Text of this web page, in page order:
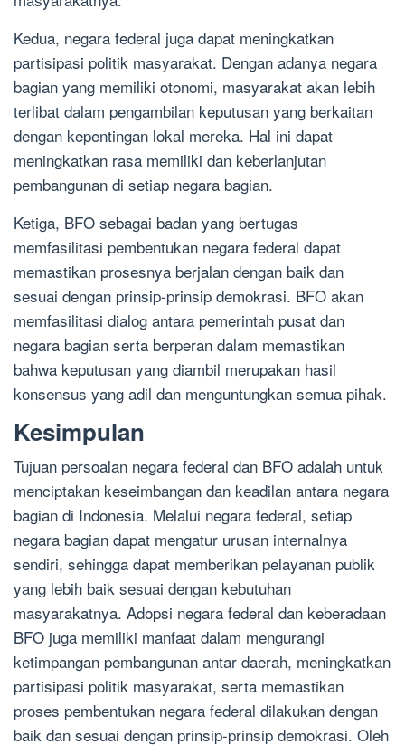
Kedua, negara federal juga dapat meningkatkan
partisipasi politik masyarakat. Dengan adanya negara
bagian yang memiliki otonomi, masyarakat akan lebih
terlibat dalam pengambilan keputusan yang berkaitan
dengan kepentingan lokal mereka. Hal ini dapat
meningkatkan rasa memiliki dan keberlanjutan
pembangunan di setiap negara bagian.
Ketiga, BFO sebagai badan yang bertugas
memfasilitasi pembentukan negara federal dapat
memastikan prosesnya berjalan dengan baik dan
sesuai dengan prinsip-prinsip demokrasi. BFO akan
memfasilitasi dialog antara pemerintah pusat dan
negara bagian serta berperan dalam memastikan
bahwa keputusan yang diambil merupakan hasil
konsensus yang adil dan menguntungkan semua pihak.
Kesimpulan
Tujuan persoalan negara federal dan BFO adalah untuk
menciptakan keseimbangan dan keadilan antara negara
bagian di Indonesia. Melalui negara federal, setiap
negara bagian dapat mengatur urusan internalnya
sendiri, sehingga dapat memberikan pelayanan publik
yang lebih baik sesuai dengan kebutuhan
masyarakatnya. Adopsi negara federal dan keberadaan
BFO juga memiliki manfaat dalam mengurangi
ketimpangan pembangunan antar daerah, meningkatkan
partisipasi politik masyarakat, serta memastikan
proses pembentukan negara federal dilakukan dengan
baik dan sesuai dengan prinsip-prinsip demokrasi. Oleh